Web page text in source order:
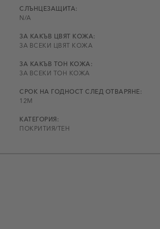
СЛЪНЦЕЗАЩИТА:
N/A
ЗА КАКЪВ ЦВЯТ КОЖА:
ЗА ВСЕКИ ЦВЯТ КОЖА
ЗА КАКЪВ ТОН КОЖА:
ЗА ВСЕКИ ТОН КОЖА
СРОК НА ГОДНОСТ СЛЕД ОТВАРЯНЕ:
12M
КАТЕГОРИЯ:
ПОКРИТИЯ/ТЕН